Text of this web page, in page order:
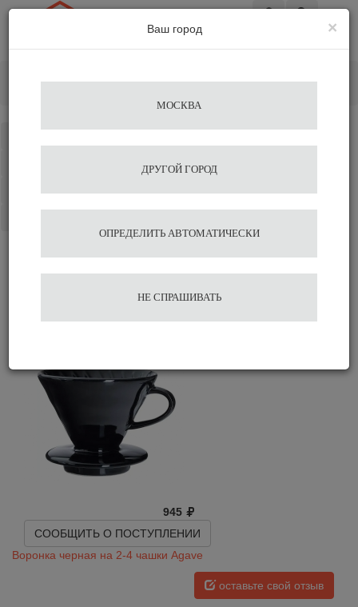
Отзывы на сайте миркофе
945
СООБЩИТЬ О ПОСТУПЛЕНИИ
Воронка черная на 2-4 чашки Agave
оставьте свой отзыв
×
Ваш город
МОСКВА
ДРУГОЙ ГОРОД
ОПРЕДЕЛИТЬ АВТОМАТИЧЕСКИ
НЕ СПРАШИВАТЬ